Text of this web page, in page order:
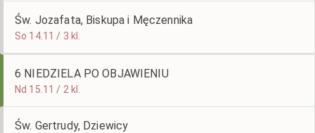
Św. Jozafata, Biskupa i Męczennika
So 14.11 / 3 kl.
6 NIEDZIELA PO OBJAWIENIU
Nd 15.11 / 2 kl.
Św. Gertrudy, Dziewicy